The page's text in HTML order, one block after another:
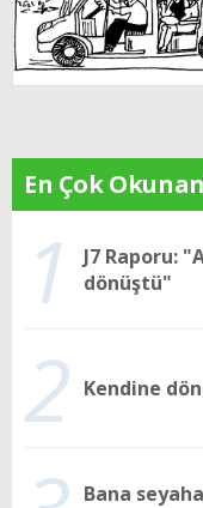
En Çok
1
J7 Raporu:
dönüştü"
2 Kendine
Bana